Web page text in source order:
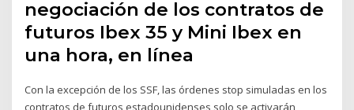
negociación de los contratos de
futuros Ibex 35 y Mini Ibex en
una hora, en línea
Con la excepción de los SSF, las órdenes stop simuladas en los
contratos de futuros estadounidenses solo se activarán